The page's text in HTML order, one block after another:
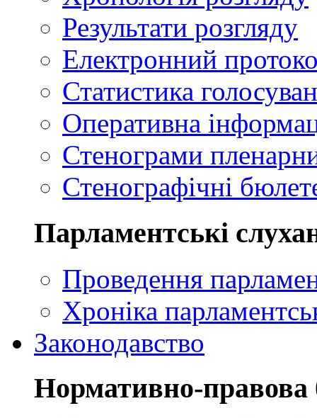
Результати розгляду
Електронний
Статистика
Оперативна
Стенограми
Стенографічні
Парламентські
Проведення
Хроніка
Законодавство
Нормативно-правова